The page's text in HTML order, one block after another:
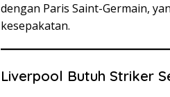
dengan Paris Saint-Germain,
kesepakatan.
Liverpool Butuh Striker